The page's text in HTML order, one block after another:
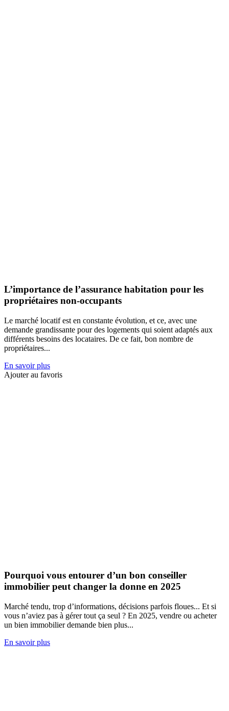
L’importance de l’assurance habitation pour les
propriétaires non-occupants
Le marché locatif est en constante évolution, et ce, avec une
demande grandissante pour des logements qui soient adaptés aux
différents besoins des locataires. De ce fait, bon nombre de
propriétaires...
En savoir plus
Ajouter au favoris
Pourquoi vous entourer d’un bon conseiller
immobilier peut changer la donne en 2025
Marché tendu, trop d’informations, décisions parfois floues... Et si
vous n’aviez pas à gérer tout ça seul ? En 2025, vendre ou acheter
un bien immobilier demande bien plus...
En savoir plus